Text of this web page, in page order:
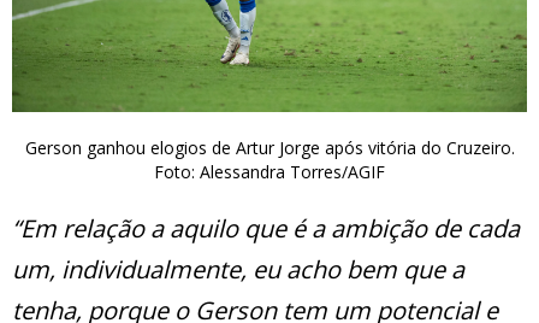
Gerson ganhou elogios de Artur Jorge após vitória do Cruzeiro.
Foto: Alessandra Torres/AGIF
“Em relação a aquilo que é a ambição de cada
um, individualmente, eu acho bem que a
tenha, porque o Gerson tem um potencial e